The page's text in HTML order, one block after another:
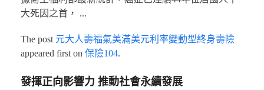
大死因之首， ...
The post 元大人壽福氣美滿美元利率變動型終身壽險
appeared first on 保險104.
發揮正向影響力 推動社會永續發展